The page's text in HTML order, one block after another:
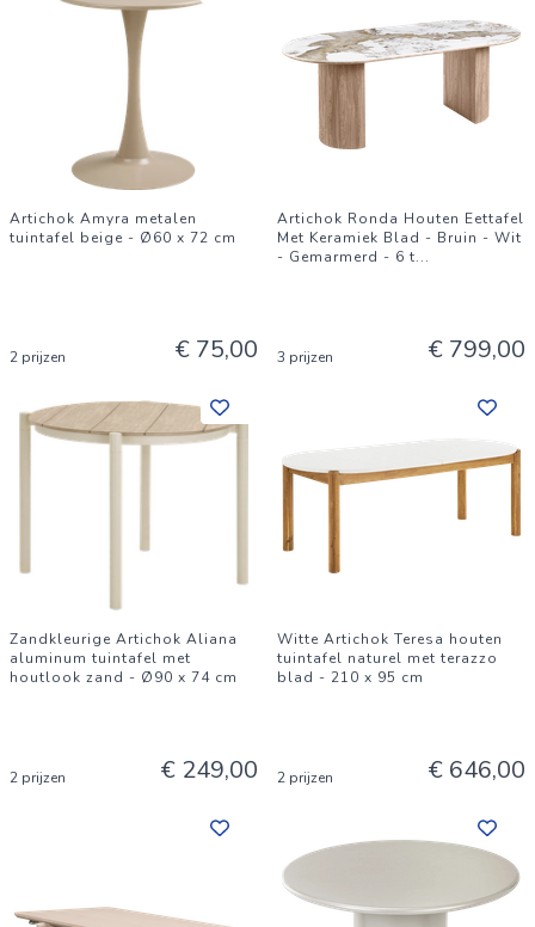
Artichok Amyra metalen
tuintafel beige - Ø60 x 72 cm
2 prijzen € 75,00
Artichok Ronda Houten Eettafel
Met Keramiek Blad - Bruin - Wit
- Gemarmerd - 6 t...
3 prijzen € 799,00
Zandkleurige Artichok Aliana
aluminum tuintafel met
houtlook zand - Ø90 x 74 cm
2 prijzen € 249,00
Witte Artichok Teresa houten
tuintafel naturel met terazzo
blad - 210 x 95 cm
2 prijzen € 646,00